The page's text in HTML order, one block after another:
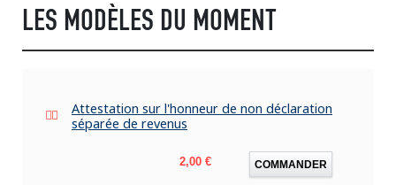
LES MODÈLES DU MOMENT
Attestation sur l'honneur de non déclaration
séparée de revenus
Prix
2,00 € COMMANDER